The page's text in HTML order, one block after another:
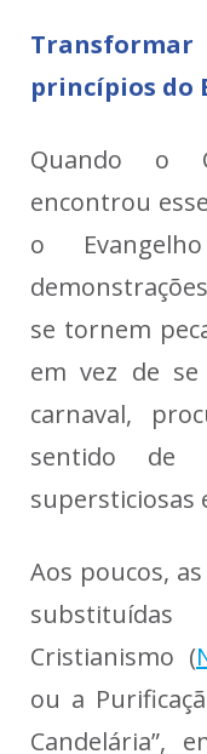
princípios do
Quando o
encontrou
o
se tornem
em vez de
carnaval,
sentido de
supersticiosas
Aos poucos,
Cristianismo (
ou a
Candelária”,